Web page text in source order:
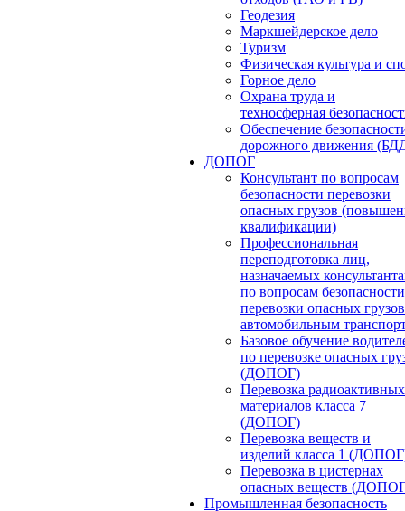
Геодезия
Маркшейдерское дело
Туризм
Физическая культура и
Горное дело
Охрана труда и
техносферная
Обеспечение
дорожного движения
ДОПОГ
Консультант по вопросам
безопасности перевозки
опасных грузов
квалификации)
Профессиональная
переподготовка лиц,
назначаемых
по вопросам безопасности
перевозки опасных грузов
автомобильным
Базовое обучение
по перевозке опасных
(ДОПОГ)
Перевозка радиоактивных
материалов класса 7
(ДОПОГ)
Перевозка веществ и
изделий класса 1
Перевозка в цистернах
опасных веществ
Промышленная безопасность